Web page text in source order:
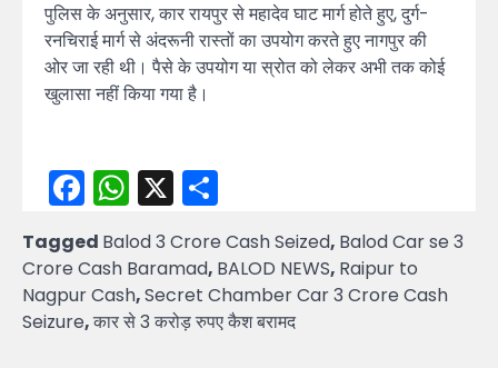
पुलिस के अनुसार, कार रायपुर से महादेव घाट मार्ग होते हुए, दुर्ग-
रनचिराई मार्ग से अंदरूनी रास्तों का उपयोग करते हुए नागपुर की
ओर जा रही थी। पैसे के उपयोग या स्रोत को लेकर अभी तक कोई
खुलासा नहीं किया गया है।
Facebook
WhatsApp
X
Tagged Balod 3 Crore Cash Seized, Balod Car se 3
Crore Cash Baramad, BALOD NEWS, Raipur to
Nagpur Cash,Secret Chamber Car 3 Crore Cash
Seizure,कार से 3 करोड़ रुपए कैश बरामद